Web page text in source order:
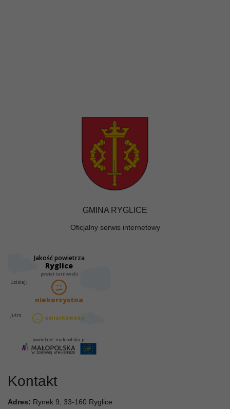
GMINA RYGLICE
Oficjalny serwis internetowy
Kontakt
Adres: Rynek 9, 33-160 Ryglice